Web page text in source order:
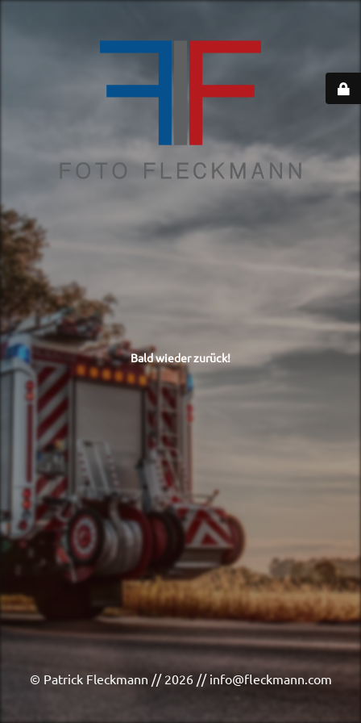
Bald wieder zurück!
© Patrick Fleckmann // 2026 // info@fleckmann.com